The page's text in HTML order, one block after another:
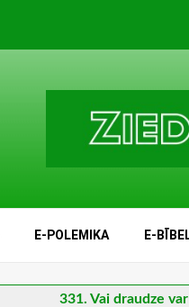
E-POLEMIKA E-
331. Vai draudze